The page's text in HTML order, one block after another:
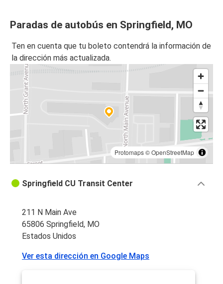
Paradas de autobús en Springfield, MO
Ten en cuenta que tu boleto contendrá la información de
la dirección más actualizada.
Protomaps©OpenStreetMap
Springfield CU Transit Center
211 N Main Ave
65806 Springfield, MO
Estados Unidos
Ver esta dirección en Google Maps